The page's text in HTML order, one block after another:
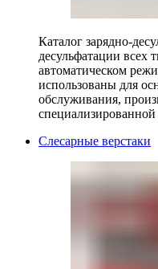
Каталог зарядно-
десульфатации всех
автоматическом
использованы для
обслуживания,
Слесарные верстаки